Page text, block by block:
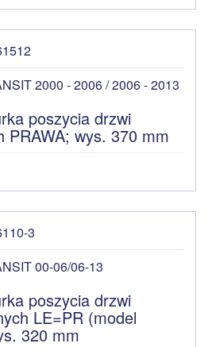
2000 - 2006 / 2006 - 2013
poszycia drzwi
PRAWA; wys. 370 mm
3
00-06/06-13
poszycia drzwi
LE=PR (model
320 mm